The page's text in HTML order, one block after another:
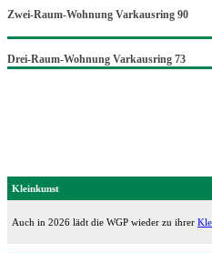
Zwei-Raum-Wohnung Varkausring 90
Drei-Raum-Wohnung Varkausring 73
Kleinkunst
Auch in 2026 lädt die WGP wieder zu ihrer